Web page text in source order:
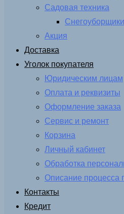
Садовая техника
Снегоуборщики
Акция
Доставка
Уголок покупателя
Юридическим лицам
Оплата и реквизиты
Оформление заказа
Сервис и ремонт
Корзина
Личный кабинет
Обработка
Описание процесса
Контакты
Кредит